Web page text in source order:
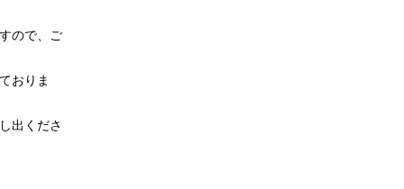
ので、ご
おりま
出くださ